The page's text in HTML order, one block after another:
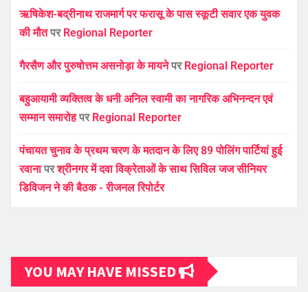
ऋषिकेश-बद्रीनाथ राजमार्ग पर फरासू के पास स्कूटी सवार एक युवक
की मौतपर Regional Reporter
गैरसैण और पुरुषोत्तम असनोड़ा के मायनेपर Regional Reporter
बहुआयामी व्यक्तित्व के धनी अनिल स्वामी का नागरिक अभिनन्दन एवं
सम्मान समारोहपर Regional Reporter
पंचायत चुनाव के प्रथम चरण के मतदान के लिए 89 पोलिंग पार्टियां हुई
रवानापरश्रीनगर में दवा विक्रेताओं के साथ सिविल जज सीनियर
डिविजन ने की बैठक - रीजनल रिपोर्टर
YOU MAY HAVE MISSED